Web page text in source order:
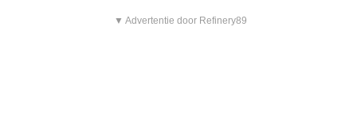
▼ Advertentie door Refinery89